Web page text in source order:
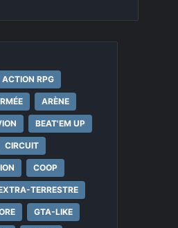
ACTION RPG
ARÈNE
BEAT'EM UP
CIRCUIT
COOP
TERRESTRE
GTA-LIKE